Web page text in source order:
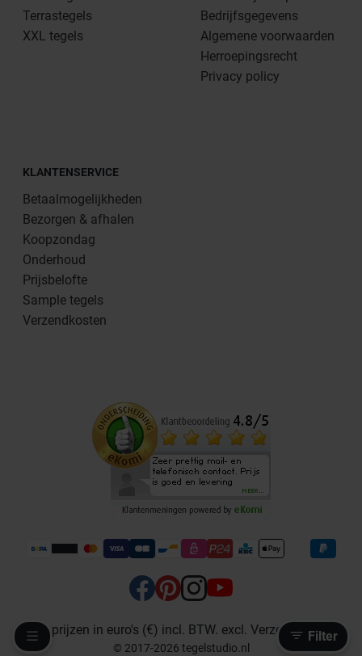
Filter
Terrastegels
XXL tegels
Bedrijfsgegevens
Algemene voorwaarden
Herroepingsrecht
Privacy policy
KLANTENSERVICE
Betaalmogelijkheden
Bezorgen & afhalen
Koopzondag
Onderhoud
Prijsbelofte
Sample tegels
Verzendkosten
Alle prijzen in euro's (€) incl. BTW. excl. Verzendkosten
© 2017-2026 tegelstudio.nl